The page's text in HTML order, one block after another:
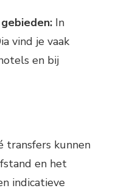
In
vind je vaak
en bij
transfers kunnen
en het
indicatieve